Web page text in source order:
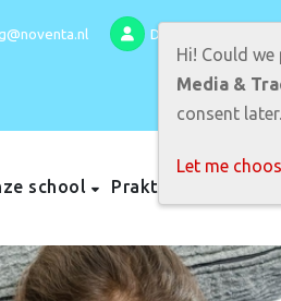
Directeur: Mirjam
school Praktische
Hi! Could
Media &
consent later.
Let me